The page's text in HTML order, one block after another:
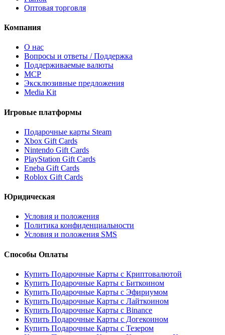
Оптовая торговля
Компания
О нас
Вопросы и ответы / Поддержка
Поддерживаемые валюты
MCP
Эксклюзивные предложения
Media Kit
Игровые платформы
Подарочные карты Steam
Xbox Gift Cards
Nintendo Gift Cards
PlayStation Gift Cards
Eneba Gift Cards
Roblox Gift Cards
Юридическая
Условия и положения
Политика конфиденциальности
Условия и положения SMS
Способы Оплаты
Купить Подарочные Карты с Криптовалютой
Купить Подарочные Карты с Биткоином
Купить Подарочные Карты с Эфириумом
Купить Подарочные Карты с Лайткоином
Купить Подарочные Карты с Binance
Купить Подарочные Карты с Догекоином
Купить Подарочные Карты с Тезером